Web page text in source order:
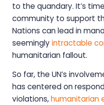
to the quandary. It’s
community to support
Nations can lead in
seeminglyintractable
humanitarian fallout.
So far, the UN’s
has centered on
violations,humanitarian